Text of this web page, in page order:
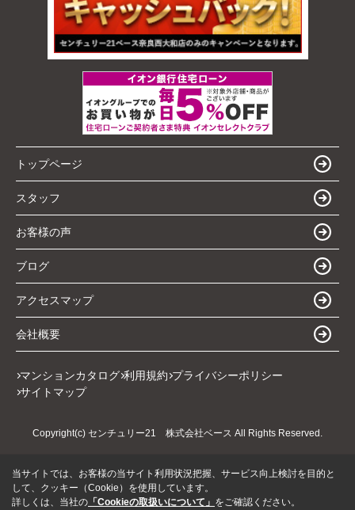
トップページ
スタッフ
お客様の声
ブログ
アクセスマップ
会社概要
マンションカタログ 利用規約 プライバシーポリシー
サイトマップ
Copyright(c) センチュリー21 株式会社ベース All Rights Reserved.
当サイトでは、お客様の当サイト利用状況把握、サービス向上検討を目的と
して、クッキー（Cookie）を使用しています。
詳しくは、当社の 「Cookieの取扱いについて」 をご確認ください。